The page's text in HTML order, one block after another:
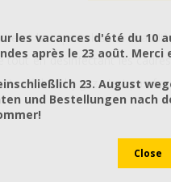
et les opercules. La
en désinfectant les
réchaud ç gaz n'est pas
les vacances d'été du 10
après le 23 août. Merci
23. August
und Bestellungen nach